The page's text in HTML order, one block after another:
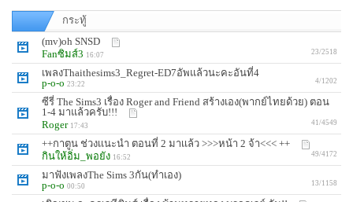
กระทู้
(mv)oh SNSD
Fanซิมส์3 16:07 23/2518
เพลงThaithesims3_Regret-ED7อัพแล้วนะคะอันที่4
p-o-o 23:22 4/1202
ซีรี่ The Sims3 เรื่อง Roger and Friend สร้างเอง(พากย์ไทยด้วย) ตอน
1-4 มาแล้วครับ!!!
Roger 17:43 41/4549
++กาตูน ช่วงเเนะนำ ตอนที่ 2 มาเเล้ว >>>หน้า 2 จ้า<<< ++
กินให้อิ่ม_พอยัง 16:52 49/4172
มาฟังเพลงThe Sims 3กัน(ทำเอง)
p-o-o 00:50 13/1158